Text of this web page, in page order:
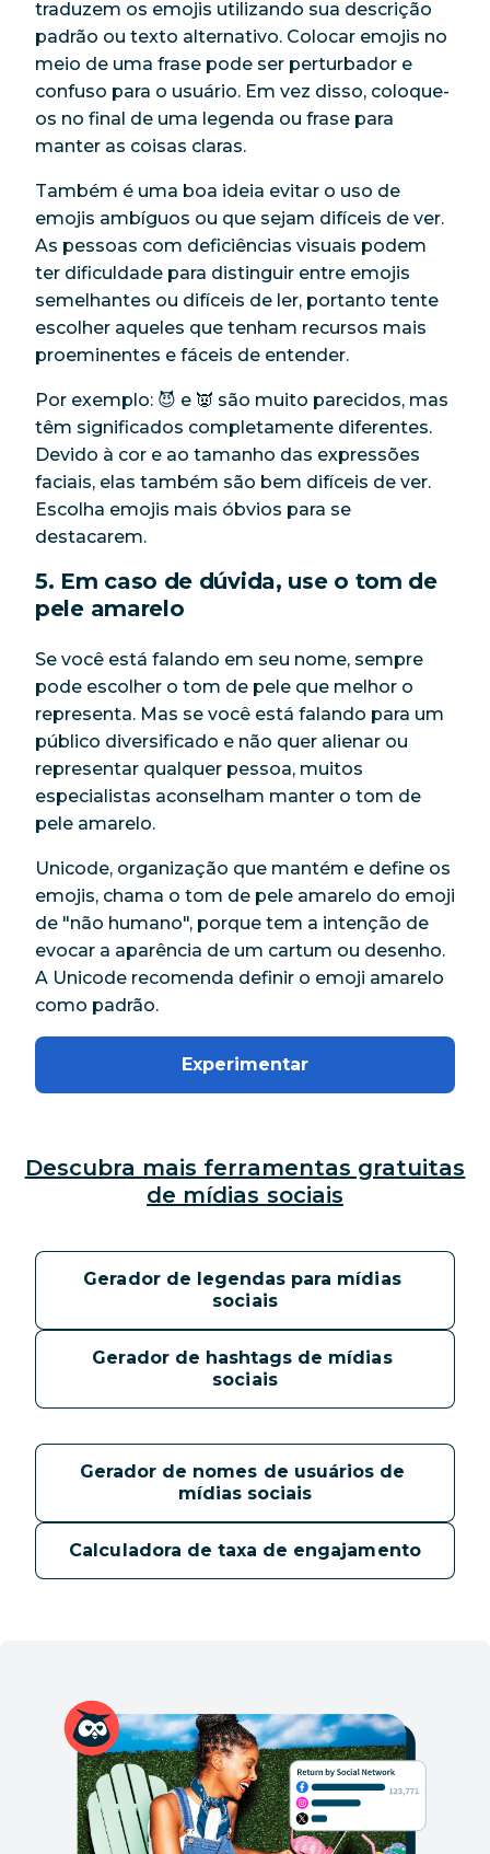
traduzem os emojis utilizando sua descrição
padrão ou texto alternativo. Colocar emojis no
meio de uma frase pode ser perturbador e
confuso para o usuário. Em vez disso, coloque-
os no final de uma legenda ou frase para
manter as coisas claras.
Também é uma boa ideia evitar o uso de
emojis ambíguos ou que sejam difíceis de ver.
As pessoas com deficiências visuais podem
ter dificuldade para distinguir entre emojis
semelhantes ou difíceis de ler, portanto tente
escolher aqueles que tenham recursos mais
proeminentes e fáceis de entender.
Por exemplo: 😈 e 👿 são muito parecidos, mas
têm significados completamente diferentes.
Devido à cor e ao tamanho das expressões
faciais, elas também são bem difíceis de ver.
Escolha emojis mais óbvios para se
destacarem.
5. Em caso de dúvida, use o tom de
pele amarelo
Se você está falando em seu nome, sempre
pode escolher o tom de pele que melhor o
representa. Mas se você está falando para um
público diversificado e não quer alienar ou
representar qualquer pessoa, muitos
especialistas aconselham manter o tom de
pele amarelo.
Unicode, organização que mantém e define os
emojis, chama o tom de pele amarelo do emoji
de "não humano", porque tem a intenção de
evocar a aparência de um cartum ou desenho.
A Unicode recomenda definir o emoji amarelo
como padrão.
Experimentar
Descubra mais ferramentas gratuitas
de mídias sociais
Gerador de legendas para mídias
sociais
Gerador de hashtags de mídias
sociais
Gerador de nomes de usuários de
mídias sociais
Calculadora de taxa de engajamento